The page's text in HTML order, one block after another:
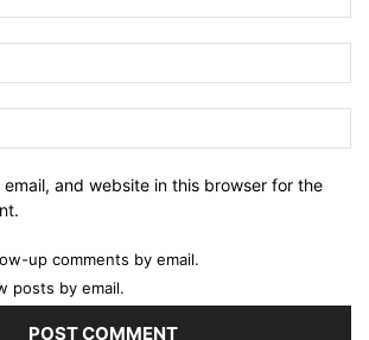
email, and website in this browser for the
up comments by email.
posts by email.